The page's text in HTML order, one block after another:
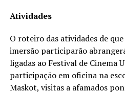
Atividades
O roteiro das atividades de
imersão participarão
ligadas ao Festival de Cinema
participação em oficina na
Maskot, visitas a afamados